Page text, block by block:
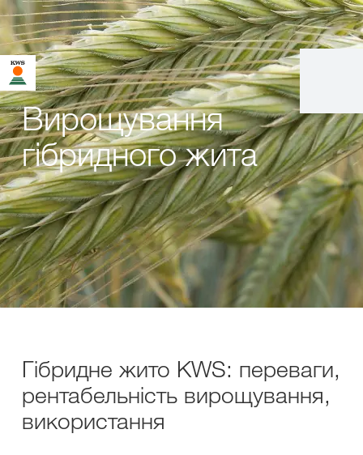
Вирощування
гібридного жита
Гібридне жито KWS: переваги,
рентабельність вирощування,
використання